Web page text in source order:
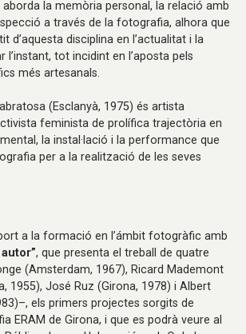
la memòria personal, la relació amb
a través de la fotografia, alhora que
d’aquesta disciplina en l’actualitat i la
l’instant, tot incidint en l’aposta pels
més artesanals.
(Esclanyà, 1975) és artista
feminista de prolífica trajectòria en
la instal·lació i la performance que
per a la realització de les seves
a la formació en l’ámbit fotogràfic amb
, que presenta el treball de quatre
(Amsterdam, 1967), Ricard Mademont
1955), José Ruz (Girona, 1978) i Albert
els primers projectes sorgits de
ERAM de Girona, i que es podrà veure al